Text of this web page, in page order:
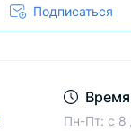
Подписаться
Пн-Пт: с 8